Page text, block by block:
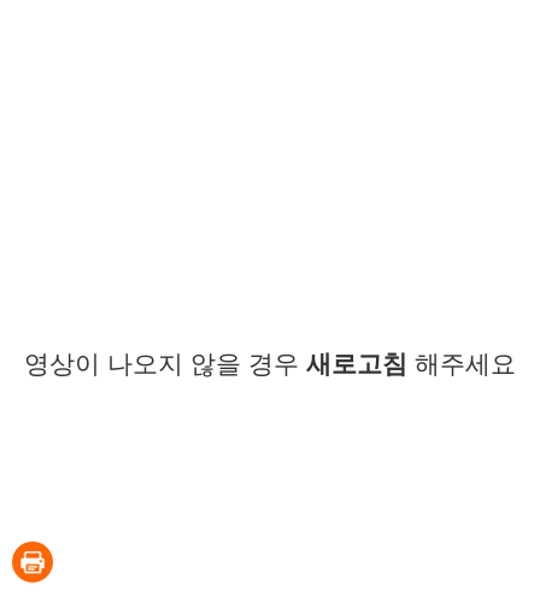
영상이 나오지 않을 경우 새로고침 해주세요